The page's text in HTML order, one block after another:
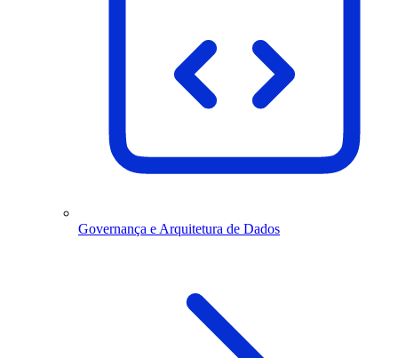
Governança e Arquitetura de Dados